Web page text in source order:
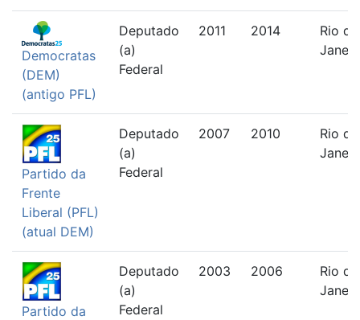
Democratas
(DEM)
(antigo PFL)
Deputado
(a)
Federal
2011 2014
Rio de
Partido da
Frente
Liberal (PFL)
(atual DEM)
Deputado
(a)
Federal
2007 2010
Rio de
Partido da
Deputado
(a)
Federal
2003 2006
Rio de